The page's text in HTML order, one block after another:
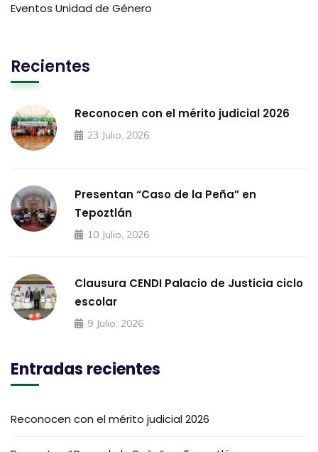
Eventos Unidad de Género
Recientes
Reconocen con el mérito judicial 2026
23 Julio, 2026
Presentan “Caso de la Peña” en
Tepoztlán
10 Julio, 2026
Clausura CENDI Palacio de Justicia ciclo
escolar
9 Julio, 2026
Entradas recientes
Reconocen con el mérito judicial 2026